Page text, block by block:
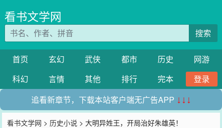
看书文学网
搜索
首页 玄幻 武侠 都市 历史
网游
科幻
言情 其他 排行 完本
登录
追看新章节，下载本站客户端无广告APP ↓↓↓
看书文学网 > 历史小说 > 大明异姓王，开局治好朱雄英！